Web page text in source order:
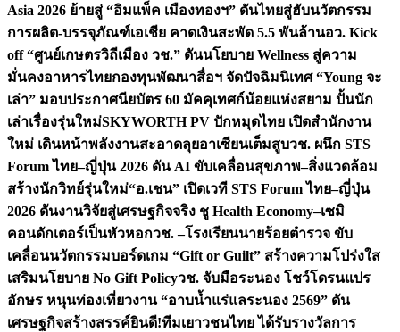
Asia 2026 ย้ายสู่ “อิมแพ็ค เมืองทองฯ” ดันไทยสู่ฮับนวัตกรรม
การผลิต-บรรจุภัณฑ์เอเชีย คาดเงินสะพัด 5.5 พันล้านอว. Kick
off “ศูนย์เกษตรวิถีเมือง วช.” ดันนโยบาย Wellness สู่ความ
มั่นคงอาหารไทยกองทุนพัฒนาสื่อฯ จัดปัจฉิมนิเทศ “Young จะ
เล่า” มอบประกาศนียบัตร 60 มัคคุเทศก์น้อยแห่งสยาม ปั้นนัก
เล่าเรื่องรุ่นใหม่SKYWORTH PV ปักหมุดไทย เปิดสำนักงาน
ใหม่ เดินหน้าพลังงานสะอาดลุยอาเซียนเต็มสูบวช. ผนึก STS
Forum ไทย–ญี่ปุ่น 2026 ดัน AI ขับเคลื่อนสุขภาพ–สิ่งแวดล้อม
สร้างนักวิทย์รุ่นใหม่“อ.เชน” เปิดเวที STS Forum ไทย–ญี่ปุ่น
2026 ดันงานวิจัยสู่เศรษฐกิจจริง ชู Health Economy–เซมิ
คอนดักเตอร์เป็นหัวหอกวช. –โรงเรียนนายร้อยตำรวจ ขับ
เคลื่อนนวัตกรรมบอร์ดเกม “Gift or Guilt” สร้างความโปร่งใส
เสริมนโยบาย No Gift Policyวช. จับมือระนอง โชว์โดรนแปร
อักษร หนุนท่องเที่ยวงาน “อาบน้ำแร่แลระนอง 2569” ดัน
เศรษฐกิจสร้างสรรค์ยินดี!ทีมเยาวชนไทย ได้รับรางวัลการ